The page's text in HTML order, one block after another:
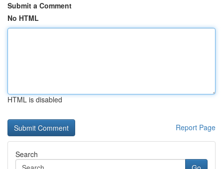
Submit a Comment
No HTML
HTML is disabled
Report Page
Search